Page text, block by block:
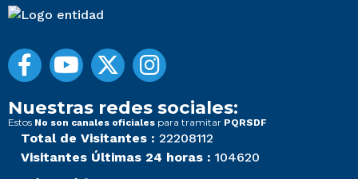
Nuestras redes sociales:
Estos No son canales oficiales para tramitar PQRSDF
Total de Visitantes : 22208112
Visitantes Últimas 24 horas : 104620